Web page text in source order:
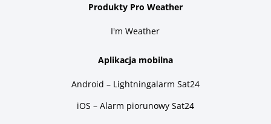
Produkty Pro Weather
I'm Weather
Aplikacja mobilna
Android – Lightningalarm Sat24
iOS – Alarm piorunowy Sat24